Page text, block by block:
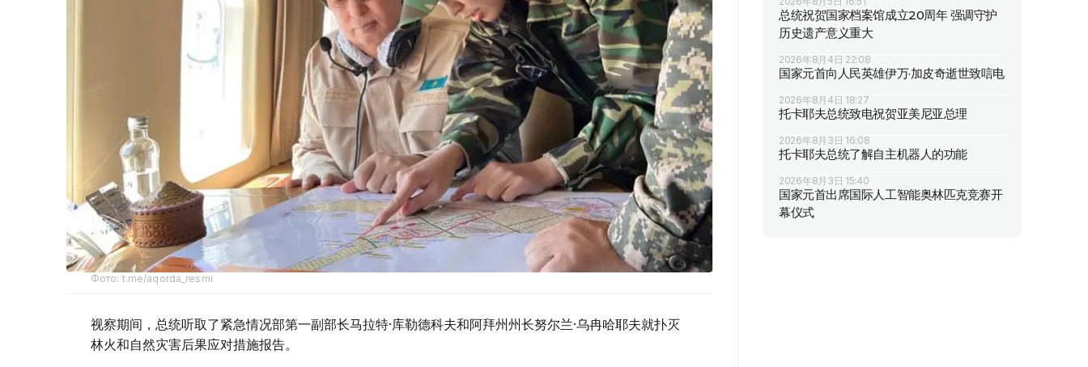
Фото: t.me/aqorda_resmi
视察期间，总统听取了紧急情况部第一副部长马拉特·库勒德科夫和阿拜州州长努尔兰·乌冉哈耶夫就扑灭
林火和自然灾害后果应对措施报告。
总统祝贺国家档案馆成立20周年 强调守护
历史遗产意义重大
2026年8月4日 22:08
国家元首向人民英雄伊万·加皮奇逝世致唁电
2026年8月4日 18:27
托卡耶夫总统致电祝贺亚美尼亚总理
2026年8月3日 16:08
托卡耶夫总统了解自主机器人的功能
2026年8月3日 15:40
国家元首出席国际人工智能奥林匹克竞赛开
幕仪式